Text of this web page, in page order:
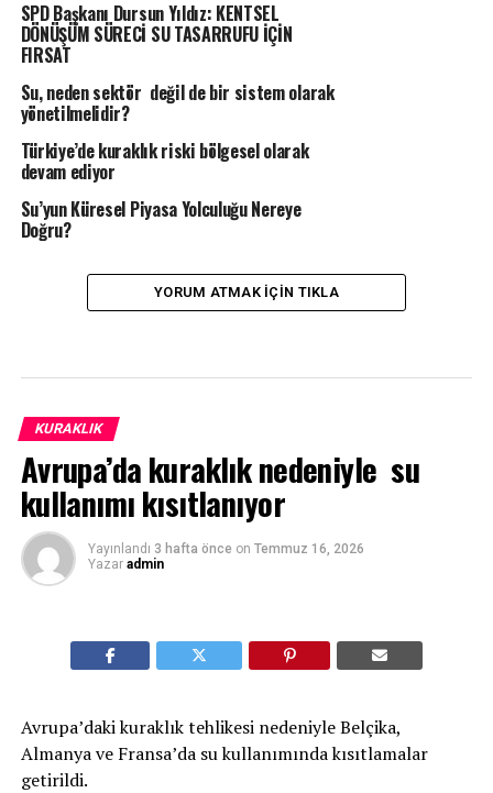
SPD Başkanı Dursun Yıldız: KENTSEL
DÖNÜŞÜM SÜRECİ SU TASARRUFU İÇİN
FIRSAT
Su, neden sektör değil de bir sistem olarak
yönetilmelidir?
Türkiye’de kuraklık riski bölgesel olarak
devam ediyor
Su’yun Küresel Piyasa Yolculuğu Nereye
Doğru?
YORUM ATMAK IÇIN TIKLA
KURAKLIK
Avrupa’da kuraklık nedeniyle su
kullanımı kısıtlanıyor
Yayınlandı 3 hafta önce on Temmuz 16, 2026
Yazar admin
Avrupa’daki kuraklık tehlikesi nedeniyle Belçika,
Almanya ve Fransa’da su kullanımında kısıtlamalar
getirildi.